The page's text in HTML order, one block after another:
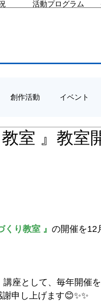
活動プログラム
創作活動 イベント
室 』教室
くり教室 』 の開催を12
講座として、毎年開催
申し上げます😊✨✨